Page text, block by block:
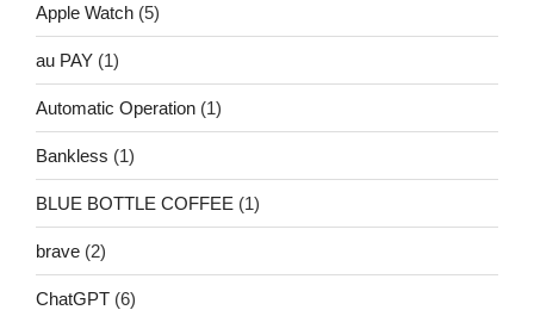
Apple Watch (5)
au PAY (1)
Automatic Operation (1)
Bankless (1)
BLUE BOTTLE COFFEE (1)
brave (2)
ChatGPT (6)